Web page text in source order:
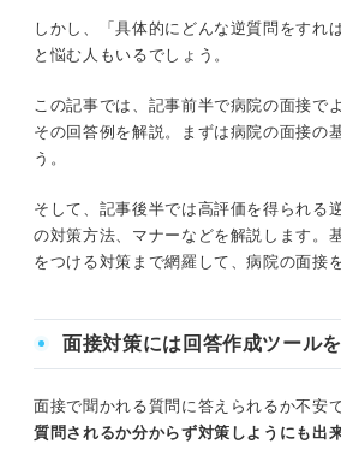
流れ
①入室
③逆質問
⑤退室
志望合格を目指そう
しかし、「具体的にどんな逆質問をすれ
と悩む人もいるでしょう。
この記事では、記事前半で病院の面接で
その回答例を解説。まずは病院の面接の
う。
そして、記事後半では高評価を得られる
の対策方法、マナーなどを解説します。
をつける対策まで網羅して、病院の面接
面接対策には回答作成ツール
面接で聞かれる質問に答えられるか不安
質問されるか分からず対策しようにも出
自己紹介や自己PRに関する質問
経験やスキルに関する質問
キャリアコンサルタントが解説！
えておくべき質問は？
アピールチャンス！ 病院の面接で
OK逆質問①入職する意欲が伝わる